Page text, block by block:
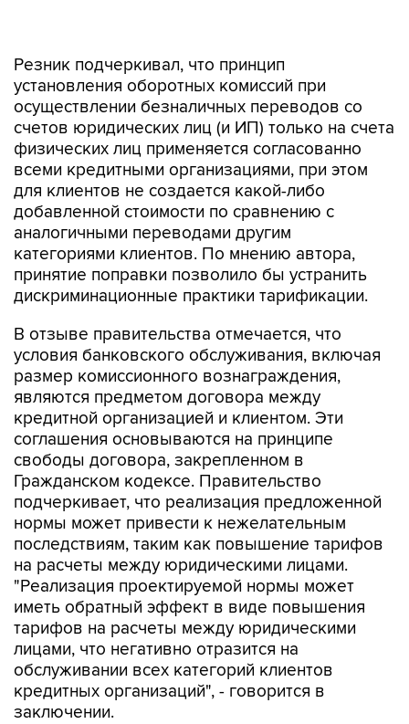
Резник подчеркивал, что принцип
установления оборотных комиссий при
осуществлении безналичных переводов со
счетов юридических лиц (и ИП) только на счета
физических лиц применяется согласованно
всеми кредитными организациями, при этом
для клиентов не создается какой-либо
добавленной стоимости по сравнению с
аналогичными переводами другим
категориями клиентов. По мнению автора,
принятие поправки позволило бы устранить
дискриминационные практики тарификации.
В отзыве правительства отмечается, что
условия банковского обслуживания, включая
размер комиссионного вознаграждения,
являются предметом договора между
кредитной организацией и клиентом. Эти
соглашения основываются на принципе
свободы договора, закрепленном в
Гражданском кодексе. Правительство
подчеркивает, что реализация предложенной
нормы может привести к нежелательным
последствиям, таким как повышение тарифов
на расчеты между юридическими лицами.
"Реализация проектируемой нормы может
иметь обратный эффект в виде повышения
тарифов на расчеты между юридическими
лицами, что негативно отразится на
обслуживании всех категорий клиентов
кредитных организаций", - говорится в
заключении.